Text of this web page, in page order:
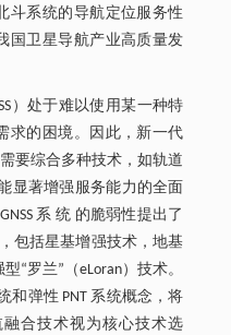
斗系统的导航定位服务性
国卫星导航产业高质量发
）处于难以使用某一种特
求的困境。因此，新一代
要综合多种技术，如轨道
显著增强服务能力的全面
系 统 的脆弱性提出了
包括星基增强技术，地基
“罗兰”（eLoran）技术。
和弹性 PNT 系统概念，将
合技术视为核心技术选